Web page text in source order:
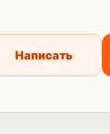
Написать